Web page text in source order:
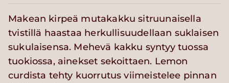
Makean kirpeä mutakakku sitruunaisella
tvistillä haastaa herkullisuudellaan suklaisen
sukulaisensa. Mehevä kakku syntyy tuossa
tuokiossa, ainekset sekoittaen. Lemon
curdista tehty kuorrutus viimeistelee pinnan